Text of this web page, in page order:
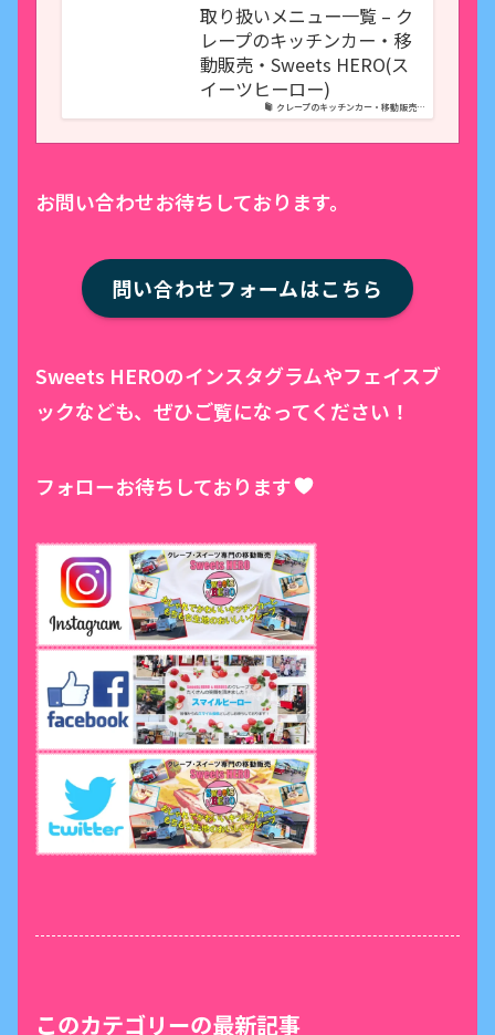
クレープのキッチンカー・移動販売…
取り扱いメニュー一覧 – ク
レープのキッチンカー・移
動販売・Sweets HERO(ス
イーツヒーロー)
お問い合わせお待ちしております。
問い合わせフォームはこちら
Sweets HEROのインスタグラムやフェイスブ
ックなども、ぜひご覧になってください！
フォローお待ちしております
このカテゴリーの最新記事